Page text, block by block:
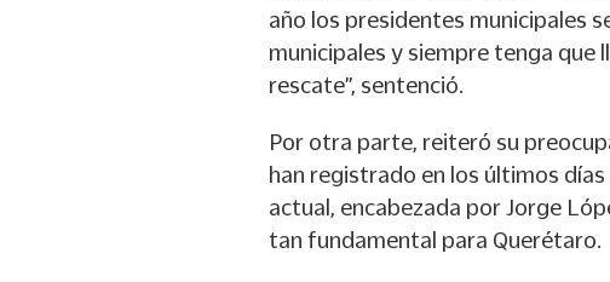
año los presidentes municipales
municipales y siempre tenga que
rescate”, sentenció.
Por otra parte, reiteró su
han registrado en los últimos
actual, encabezada por Jorge
tan fundamental para Querétaro.